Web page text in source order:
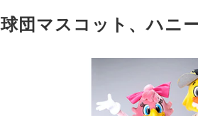
球団マスコット、ハニ